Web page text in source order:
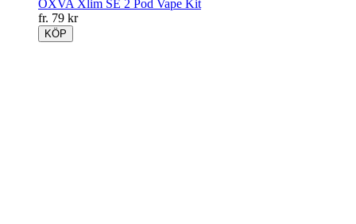
OXVA Xlim SE 2 Pod Vape Kit
fr. 79 kr
KÖP